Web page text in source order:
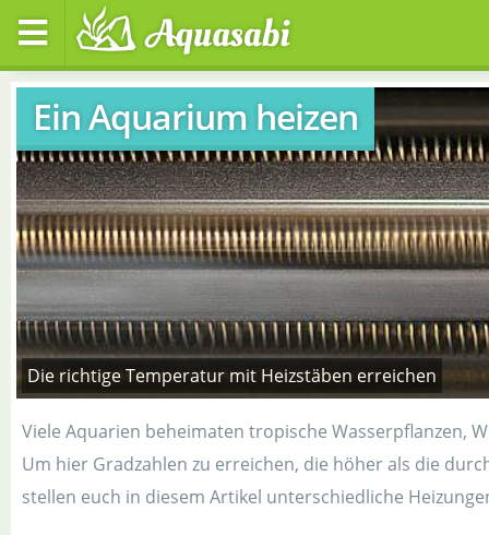
Ein Aquarium heizen
Die richtige Temperatur mit Heizstäben erreichen
Viele Aquarien beheimaten tropische Wasserpflanzen,
Um hier Gradzahlen zu erreichen, die höher als die
stellen euch in diesem Artikel unterschiedliche